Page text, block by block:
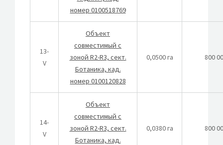
номер 0100518769
13-
V
Объект
совместимый с
зоной R2-R3, сект.
Ботаника, кад.
номер 0100120828
0,0500 га 800
14-
V
Объект
совместимый с
зоной R2-R3, сект.
Ботаника, кад.
0,0380 га 800